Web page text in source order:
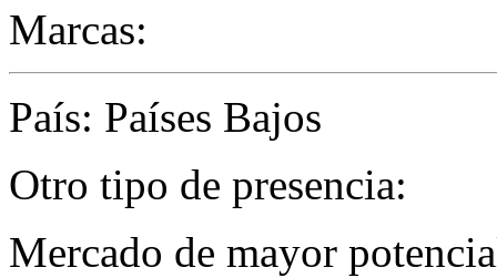
Marcas:
País: Países Bajos
Otro tipo de presencia:
Mercado de mayor